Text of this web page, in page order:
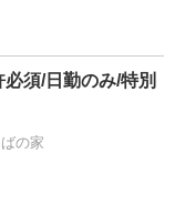
須/日勤のみ/特別
の家